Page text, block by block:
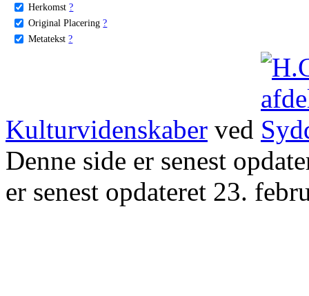
Herkomst ?
Original Placering ?
Metatekst ?
Kulturvidenskaber ved
Denne side er senest
er senest opdateret 23.